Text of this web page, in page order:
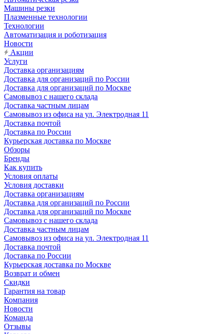
Машины резки
Плазменные технологии
Технологии
Автоматизация и роботизация
Новости
Акции
Услуги
Доставка организациям
Доставка для организаций по России
Доставка для организаций по Москве
Самовывоз с нашего склада
Доставка частным лицам
Самовывоз из офиса на ул. Электродная 11
Доставка почтой
Доставка по России
Курьерская доставка по Москве
Обзоры
Бренды
Как купить
Условия оплаты
Условия доставки
Доставка организациям
Доставка для организаций по России
Доставка для организаций по Москве
Самовывоз с нашего склада
Доставка частным лицам
Самовывоз из офиса на ул. Электродная 11
Доставка почтой
Доставка по России
Курьерская доставка по Москве
Возврат и обмен
Скидки
Гарантия на товар
Компания
Новости
Команда
Отзывы